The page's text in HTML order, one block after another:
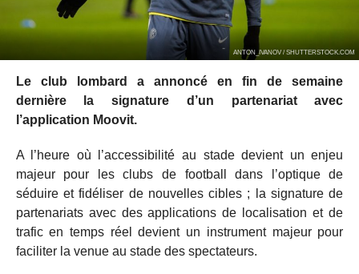
ANTON_IVANOV / SHUTTERSTOCK.COM
Le club lombard a annoncé en fin de semaine
dernière la signature d’un partenariat avec
l’application Moovit.
A l’heure où l’accessibilité au stade devient un enjeu
majeur pour les clubs de football dans l’optique de
séduire et fidéliser de nouvelles cibles ; la signature de
partenariats avec des applications de localisation et de
trafic en temps réel devient un instrument majeur pour
faciliter la venue au stade des spectateurs.